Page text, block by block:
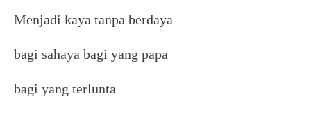
Menjadi kaya tanpa berdaya
bagi sahaya bagi yang papa
bagi yang terlunta